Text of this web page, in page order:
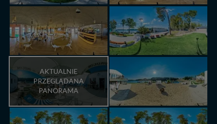
AKTUALNIE
PRZEGLĄDANA
PANORAMA